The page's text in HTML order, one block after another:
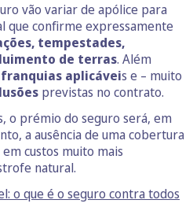
vão variar de apólice para
que confirme expressamente
tempestades,
de terras. Além
franquias aplicáveis e – muito
previstas no contrato.
o prémio do seguro será, em
a ausência de uma cobertura
custos muito mais
natural.
o que é o seguro contra todos